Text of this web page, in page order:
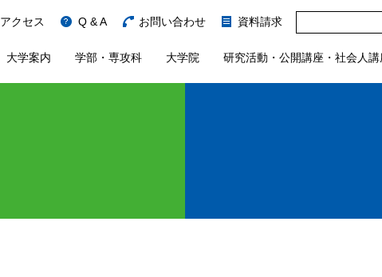
大学案内 学部・専攻科 大学院 研究活動・公開講座・社会人講
アクセス Q & A お問い合わせ 資料請求